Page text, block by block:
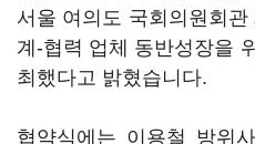
서울 여의도 국회의원회관
계-협력 업체 동반성장을
최했다고 밝혔습니다.
협약식에는 이용철 방위